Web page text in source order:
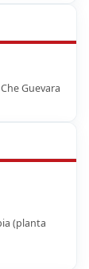
Guevara
(planta